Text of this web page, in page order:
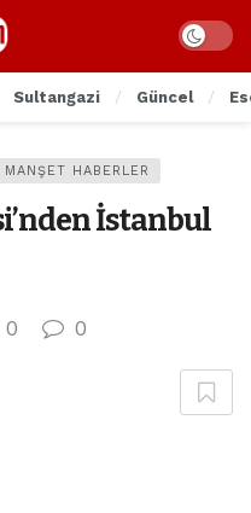
Sultangazi Güncel
HABERLER
İstanbul
0 0